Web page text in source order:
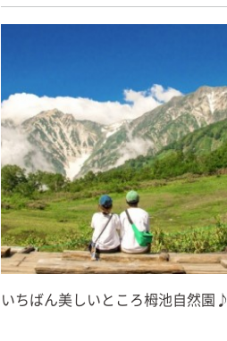
いちばん美しいところ栂池自然園♪